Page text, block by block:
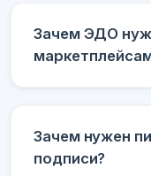
Зачем ЭДО
Зачем нужен
подписи?